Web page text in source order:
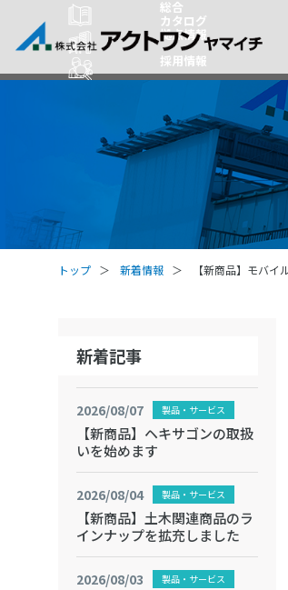
総合
カタログ
拠点情報
採用情報
トップ 新着情報 【新商品】モバ
新着記事
2026/08/07 製品・サービス
【新商品】ヘキサゴンの取扱
いを始めます
2026/08/04 製品・サービス
【新商品】土木関連商品のラ
インナップを拡充しました
2026/08/03 製品・サービス